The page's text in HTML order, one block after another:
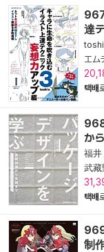
達
toshi
エム
택배
か
福井
武藏
택배
制